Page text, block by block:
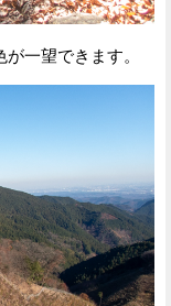
一望できます。